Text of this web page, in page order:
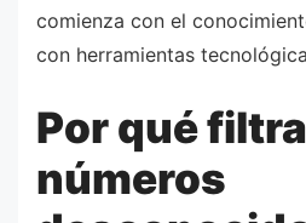
comienza con el
con herramientas
Por qué
números